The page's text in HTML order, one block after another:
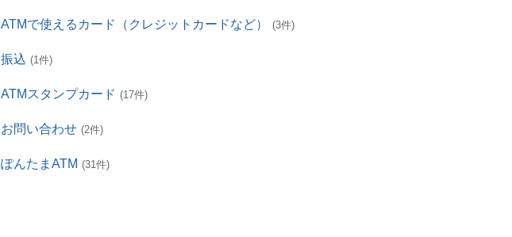
ATMで使えるカード（クレジットカードなど） (3件)
振込 (1件)
ATMスタンプカード (17件)
お問い合わせ (2件)
ぽんたまATM (31件)